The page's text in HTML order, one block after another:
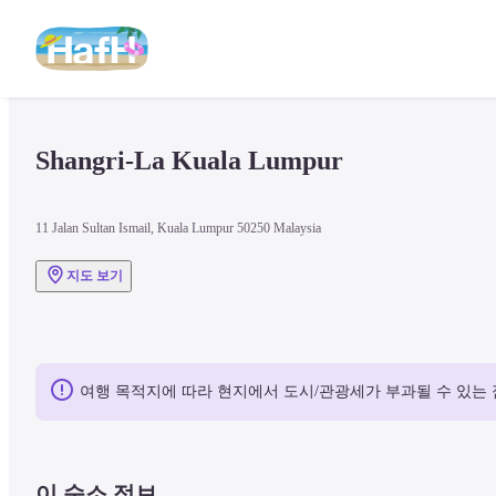
Shangri-La Kuala Lumpur
11 Jalan Sultan Ismail, Kuala Lumpur 50250 Malaysia
지도 보기
여행 목적지에 따라 현지에서 도시/관광세가 부과될 수 있는